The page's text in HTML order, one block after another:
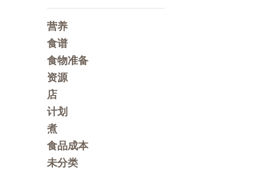
营养
食谱
食物准备
资源
店
计划
煮
食品成本
未分类